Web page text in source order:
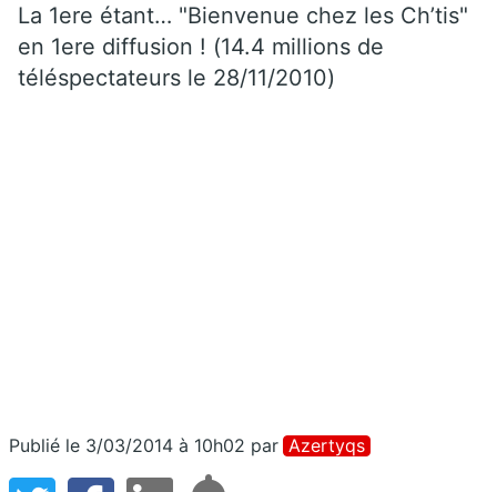
La 1ere étant… "Bienvenue chez les Ch’tis"
en 1ere diffusion ! (14.4 millions de
téléspectateurs le 28/11/2010)
Publié le 3/03/2014 à 10h02 par Azertyqs